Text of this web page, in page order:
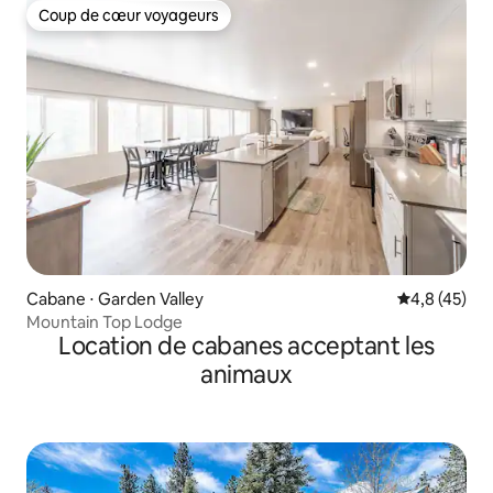
Coup de cœur voyageurs
Coup de cœur voyageurs
Cabane ⋅ Garden Valley Évaluation
4,8 (45)
Mountain Top Lodge
Location de cabanes acceptant les
animaux